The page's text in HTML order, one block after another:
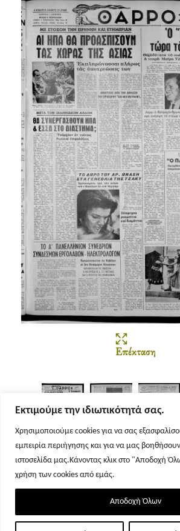
Εκτιμούμε την ιδιωτικότητά σας.
Χρησιμοποιούμε cookies για να σας
εμπειρία περιήγησης και για να μας
ιστοσελίδα μας.Κάνοντας κλικ στο "Αποδοχή
χρήση των cookies από εμάς.
Αποδοχή Όλων
Επέκταση
Σελίδα 1 Σελίδα 2 Σελίδα 3